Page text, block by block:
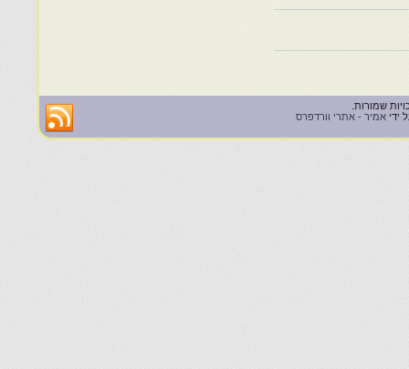
ידי אמיר - אתרי וורדפרס